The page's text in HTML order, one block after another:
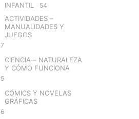
INFANTIL 54
ACTIVIDADES –
MANUALIDADES Y
JUEGOS
7
CIENCIA – NATURALEZA
Y CÓMO FUNCIONA
5
CÓMICS Y NOVELAS
GRÁFICAS
6